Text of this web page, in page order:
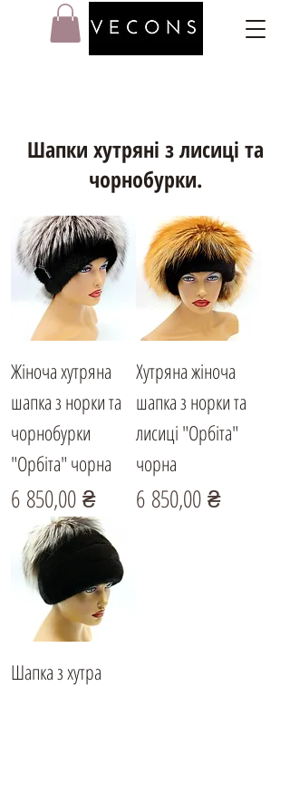
Шапки хутряні з лисиці та
чорнобурки.
Жіноча хутряна
шапка з норки та
чорнобурки
"Орбіта" чорна
Ціна
6 850,00 ₴
Хутряна жіноча
шапка з норки та
лисиці "Орбіта"
чорна
Ціна
6 850,00 ₴
Шапка з хутра